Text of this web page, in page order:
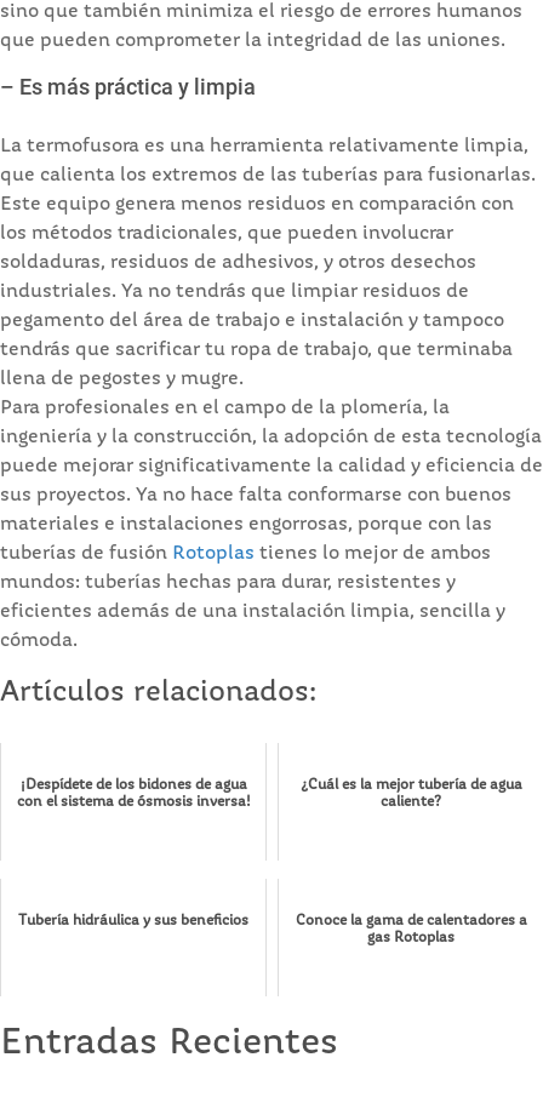
sino que también minimiza el riesgo de errores humanos
que pueden comprometer la integridad de las uniones.
– Es más práctica y limpia
La termofusora es una herramienta relativamente limpia,
que calienta los extremos de las tuberías para fusionarlas.
Este equipo genera menos residuos en comparación con
los métodos tradicionales, que pueden involucrar
soldaduras, residuos de adhesivos, y otros desechos
industriales. Ya no tendrás que limpiar residuos de
pegamento del área de trabajo e instalación y tampoco
tendrás que sacrificar tu ropa de trabajo, que terminaba
llena de pegostes y mugre.
Para profesionales en el campo de la plomería, la
ingeniería y la construcción, la adopción de esta tecnología
puede mejorar significativamente la calidad y eficiencia de
sus proyectos. Ya no hace falta conformarse con buenos
materiales e instalaciones engorrosas, porque con las
tuberías de fusión Rotoplas tienes lo mejor de ambos
mundos: tuberías hechas para durar, resistentes y
eficientes además de una instalación limpia, sencilla y
cómoda.
Artículos relacionados:
¡Despídete de los bidones de agua
con el sistema de ósmosis inversa!
¿Cuál es la mejor tubería de agua
caliente?
Tubería hidráulica y sus beneficios
Conoce la gama de calentadores a
gas Rotoplas
Entradas Recientes